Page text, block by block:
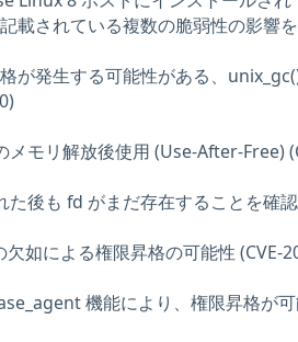
載されている複数の脆弱性の影響を
が発生する可能性がある、
モリ解放後使用 (Use-After-Free)
後も fd がまだ存在することを確
如による権限昇格の可能性 (CVE-
機能により、権限昇格が